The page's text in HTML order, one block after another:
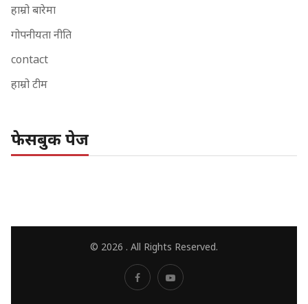
हाम्रो बारेमा
गोपनीयता नीति
contact
हाम्रो टीम
फेसबुक पेज
© 2026 . All Rights Reserved.